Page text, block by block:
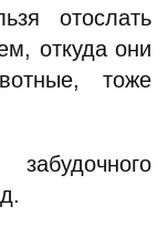
отослать
откуда они
тоже